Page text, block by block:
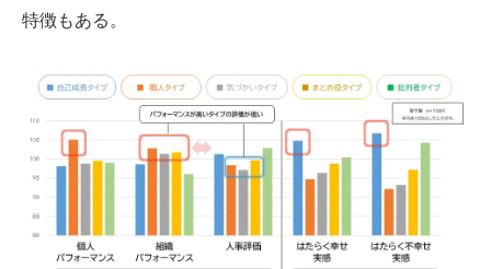
特徴もある。